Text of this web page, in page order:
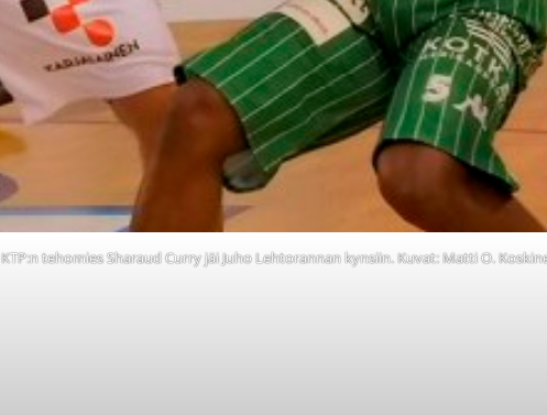
KTP:n tehomies Sharaud Curry jäi Juho Lehtorannan kynsiin. Kuvat: Matti O.